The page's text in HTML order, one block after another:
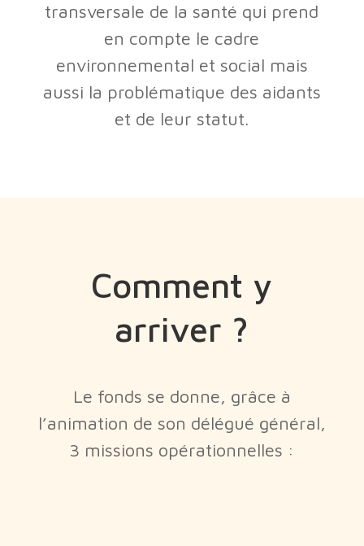
transversale de la santé qui prend
en compte le cadre
environnemental et social mais
aussi la problématique des aidants
et de leur statut.
Comment y
arriver ?
Le fonds se donne, grâce à
l’animation de son délégué général,
3 missions opérationnelles :